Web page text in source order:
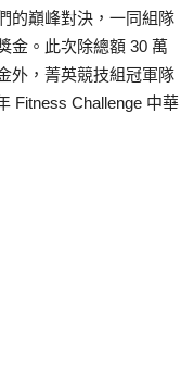
的巔峰對決，一同組隊
金。此次除總額 30 萬
外，菁英競技組冠軍隊
Fitness Challenge 中華